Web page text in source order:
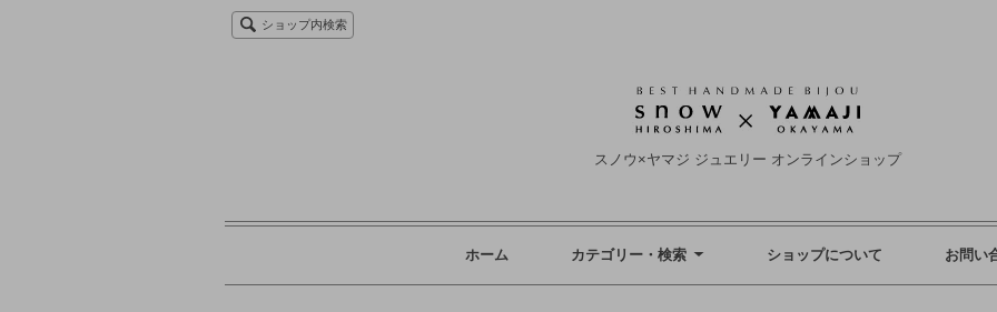
ショップ内検索
スノウ×ヤマジ ジュエリー オンラインショップ
ホーム カテゴリー・検索 ショップについて お問い